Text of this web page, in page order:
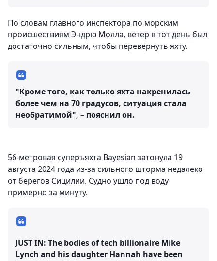
По словам главного инспектора по морским
происшествиям Эндрю Молла, ветер в тот день был
достаточно сильным, чтобы перевернуть яхту.
"Кроме того, как только яхта накренилась
более чем на 70 градусов, ситуация стала
необратимой", – пояснил он.
56-метровая суперъяхта Bayesian затонула 19
августа 2024 года из-за сильного шторма недалеко
от берегов Сицилии. Судно ушло под воду
примерно за минуту.
JUST IN: The bodies of tech billionaire Mike
Lynch and his daughter Hannah have been